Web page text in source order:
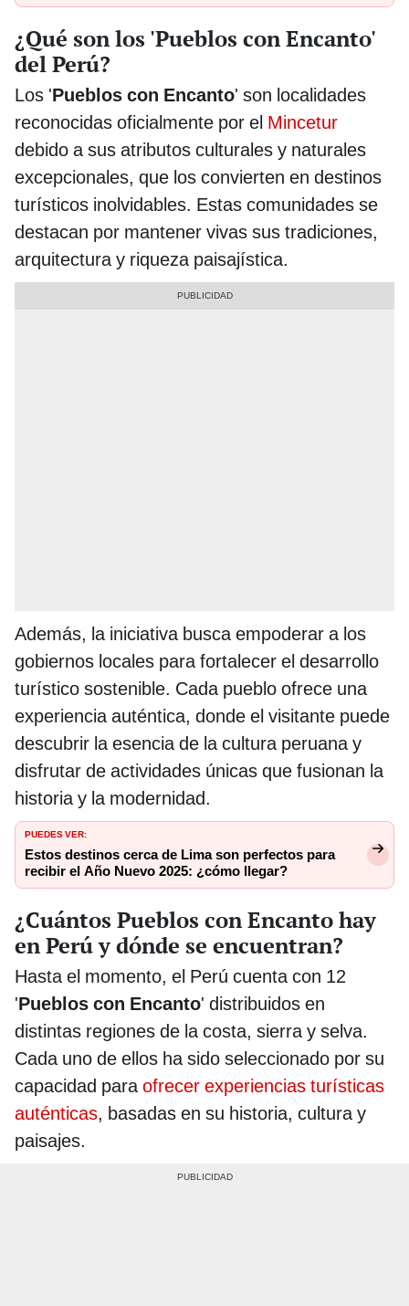
¿Qué son los 'Pueblos con Encanto'
del Perú?
Los 'Pueblos con Encanto' son localidades
reconocidas oficialmente por el Mincetur
debido a sus atributos culturales y naturales
excepcionales, que los convierten en destinos
turísticos inolvidables. Estas comunidades se
destacan por mantener vivas sus tradiciones,
arquitectura y riqueza paisajística.
Además, la iniciativa busca empoderar a los
gobiernos locales para fortalecer el desarrollo
turístico sostenible. Cada pueblo ofrece una
experiencia auténtica, donde el visitante puede
descubrir la esencia de la cultura peruana y
disfrutar de actividades únicas que fusionan la
historia y la modernidad.
PUEDES VER:
Estos destinos cerca de Lima son perfectos para
recibir el Año Nuevo 2025: ¿cómo llegar?
¿Cuántos Pueblos con Encanto hay
en Perú y dónde se encuentran?
Hasta el momento, el Perú cuenta con 12
'Pueblos con Encanto' distribuidos en
distintas regiones de la costa, sierra y selva.
Cada uno de ellos ha sido seleccionado por su
capacidad paraofrecer experiencias turísticas
auténticas, basadas en su historia, cultura y
paisajes.